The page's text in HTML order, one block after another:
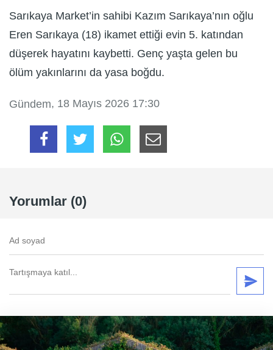
Sarıkaya Market’in sahibi Kazım Sarıkaya’nın oğlu
Eren Sarıkaya (18) ikamet ettiği evin 5. katından
düşerek hayatını kaybetti. Genç yaşta gelen bu
ölüm yakınlarını da yasa boğdu.
Gündem, 18 Mayıs 2026 17:30
Yorumlar (0)